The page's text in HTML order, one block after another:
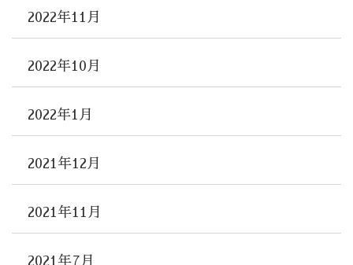
2022年11月
2022年10月
2022年1月
2021年12月
2021年11月
2021年7月